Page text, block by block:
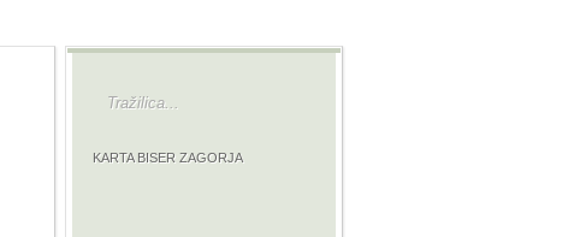
KARTA BISER ZAGORJA